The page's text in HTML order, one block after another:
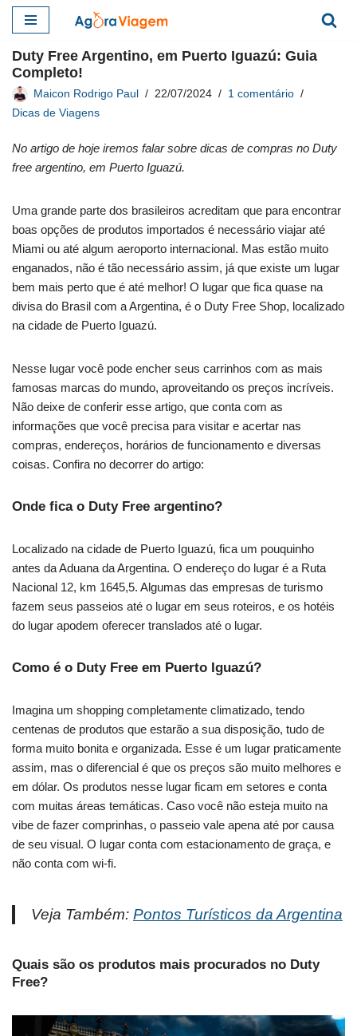
para
o
conteúdo
Duty Free Argentino, em Puerto Iguazú: Guia
Completo!
Maicon Rodrigo Paul 22/07/2024
1 comentário
Dicas de Viagens
No artigo de hoje iremos falar sobre dicas de compras no Duty
free argentino, em Puerto Iguazú.
Uma grande parte dos brasileiros acreditam que para encontrar
boas opções de produtos importados é necessário viajar até
Miami ou até algum aeroporto internacional. Mas estão muito
enganados, não é tão necessário assim, já que existe um lugar
bem mais perto que é até melhor! O lugar que fica quase na
divisa do Brasil com a Argentina, é o Duty Free Shop, localizado
na cidade de Puerto Iguazú.
Nesse lugar você pode encher seus carrinhos com as mais
famosas marcas do mundo, aproveitando os preços incríveis.
Não deixe de conferir esse artigo, que conta com as
informações que você precisa para visitar e acertar nas
compras, endereços, horários de funcionamento e diversas
coisas. Confira no decorrer do artigo:
Onde fica o Duty Free argentino?
Localizado na cidade de Puerto Iguazú, fica um pouquinho
antes da Aduana da Argentina. O endereço do lugar é a Ruta
Nacional 12, km 1645,5. Algumas das empresas de turismo
fazem seus passeios até o lugar em seus roteiros, e os hotéis
do lugar apodem oferecer translados até o lugar.
Como é o Duty Free em Puerto Iguazú?
Imagina um shopping completamente climatizado, tendo
centenas de produtos que estarão a sua disposição, tudo de
forma muito bonita e organizada. Esse é um lugar praticamente
assim, mas o diferencial é que os preços são muito melhores e
em dólar. Os produtos nesse lugar ficam em setores e conta
com muitas áreas temáticas. Caso você não esteja muito na
vibe de fazer comprinhas, o passeio vale apena até por causa
de seu visual. O lugar conta com estacionamento de graça, e
não conta com wi-fi.
Veja Também: Pontos Turísticos da Argentina
Quais são os produtos mais procurados no Duty
Free?